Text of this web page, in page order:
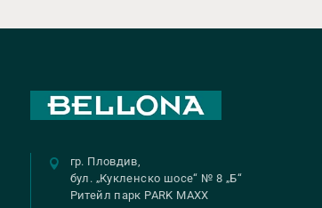
гр. Пловдив,
бул. „Кукленско шосе“ № 8 „Б“
Ритейл парк PARK MAXX